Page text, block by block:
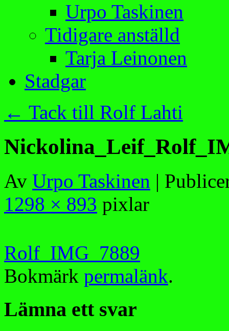
Urpo Taskinen
Tidigare anställd
Tarja Leinonen
Stadgar
← Tack till Rolf Lahti
Av Urpo Taskinen |
1298 × 893 pixlar
Rolf_IMG_7889
Bokmärk permalänk.
Lämna ett svar